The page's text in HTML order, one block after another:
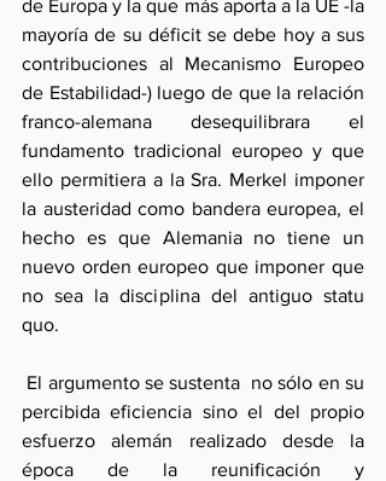
de Europa y la que más aporta a la UE -la
mayoría de su déficit se debe hoy a sus
contribuciones al Mecanismo Europeo
de Estabilidad-) luego de que la relación
franco-alemana desequilibrara el
fundamento tradicional europeo y que
ello permitiera a la Sra. Merkel imponer
la austeridad como bandera europea, el
hecho es que Alemania no tiene un
nuevo orden europeo que imponer que
no sea la disciplina del antiguo statu
quo.
percibida eficiencia sino el del propio
esfuerzo alemán realizado desde la
época de la reunificación y